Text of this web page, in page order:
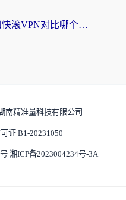
穿梭VPN好用吗？和快滚VPN对比哪个回国效果更好？海外党选回国加速器必看指南
南精准量科技有限公司
证 B1-20231050
湘ICP备2023004234号-3A